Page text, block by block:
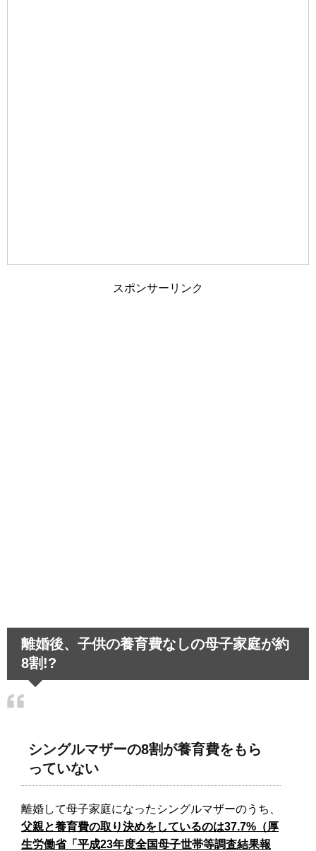
スポンサーリンク
離婚後、子供の養育費なしの母子家庭が約
8割!?
シングルマザーの8割が養育費をもら
っていない
離婚して母子家庭になったシングルマザーのうち、
父親と養育費の取り決めをしているのは37.7%（厚
生労働省「平成23年度全国母子世帯等調査結果報